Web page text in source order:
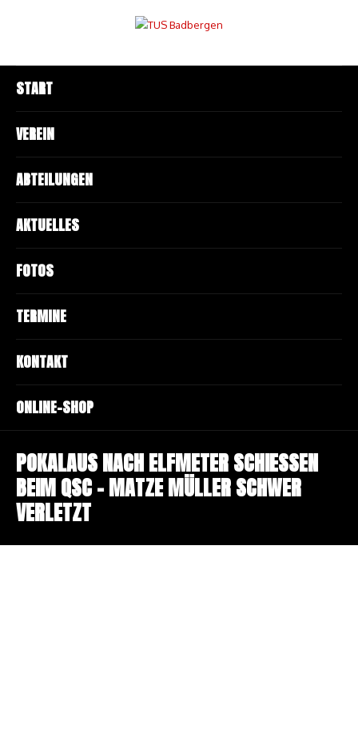
START
VEREIN
ABTEILUNGEN
AKTUELLES
FOTOS
TERMINE
KONTAKT
ONLINE-SHOP
POKALAUS NACH ELFMETER SCHIESSEN
BEIM QSC – MATZE MÜLLER SCHWER
VERLETZT